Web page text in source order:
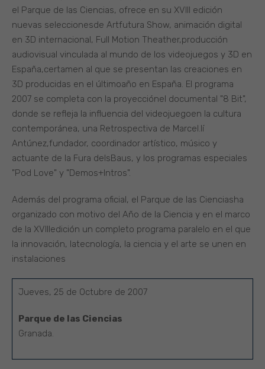
el Parque de las Ciencias, ofrece en su XVIII edición
nuevas seleccionesde Artfutura Show, animación digital
en 3D internacional, Full Motion Theather,producción
audiovisual vinculada al mundo de los videojuegos y 3D en
España,certamen al que se presentan las creaciones en
3D producidas en el últimoaño en España. El programa
2007 se completa con la proyecciónel documental "8 Bit",
donde se refleja la influencia del videojuegoen la cultura
contemporánea, una Retrospectiva de Marcel.lí
Antúnez,fundador, coordinador artístico, músico y
actuante de la Fura delsBaus, y los programas especiales
"Pod Love" y "Demos+Intros".
Además del programa oficial, el Parque de las Cienciasha
organizado con motivo del Año de la Ciencia y en el marco
de la XVIIIedición un completo programa paralelo en el que
la innovación, latecnología, la ciencia y el arte se unen en
instalaciones
Jueves, 25 de Octubre de 2007
Parque de las Ciencias
Granada.